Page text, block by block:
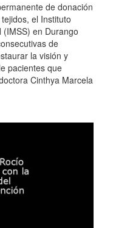
de donación
el Instituto
(IMSS) en Durango
de
la visión y
pacientes que
Cinthya Marcela